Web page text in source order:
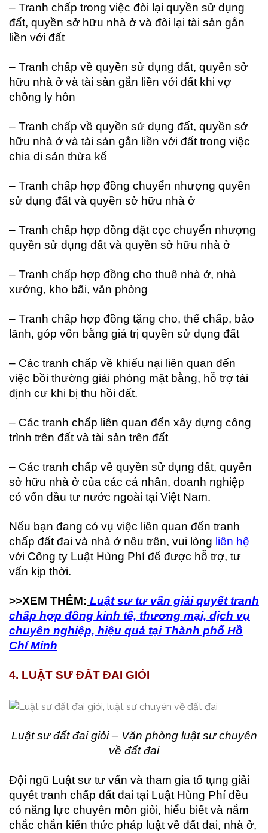
– Tranh chấp trong việc đòi lại quyền sử dụng
đất, quyền sở hữu nhà ở và đòi lại tài sản gắn
liền với đất
– Tranh chấp về quyền sử dụng đất, quyền sở
hữu nhà ở và tài sản gắn liền với đất khi vợ
chồng ly hôn
– Tranh chấp về quyền sử dụng đất, quyền sở
hữu nhà ở và tài sản gắn liền với đất trong việc
chia di sản thừa kế
– Tranh chấp hợp đồng chuyển nhượng quyền
sử dụng đất và quyền sở hữu nhà ở
– Tranh chấp hợp đồng đặt cọc chuyển nhượng
quyền sử dụng đất và quyền sở hữu nhà ở
– Tranh chấp hợp đồng cho thuê nhà ở, nhà
xưởng, kho bãi, văn phòng
– Tranh chấp hợp đồng tặng cho, thế chấp, bảo
lãnh, góp vốn bằng giá trị quyền sử dụng đất
– Các tranh chấp về khiếu nại liên quan đến
việc bồi thường giải phóng mặt bằng, hỗ trợ tái
định cư khi bị thu hồi đất.
– Các tranh chấp liên quan đến xây dựng công
trình trên đất và tài sản trên đất
– Các tranh chấp về quyền sử dụng đất, quyền
sở hữu nhà ở của các cá nhân, doanh nghiệp
có vốn đầu tư nước ngoài tại Việt Nam.
Nếu bạn đang có vụ việc liên quan đến tranh
chấp đất đai và nhà ở nêu trên, vui lòng liên hệ
với Công ty Luật Hùng Phí để được hỗ trợ, tư
vấn kịp thời.
>>XEM THÊM: Luật sư tư vấn giải quyết tranh
chấp hợp đồng kinh tế, thương mại, dịch vụ
chuyên nghiệp, hiệu quả tại Thành phố Hồ
Chí Minh
4. LUẬT SƯ ĐẤT ĐAI GIỎI
Luật sư đất đai giỏi – Văn phòng luật sư chuyên
về đất đai
Đội ngũ Luật sư tư vấn và tham gia tố tụng giải
quyết tranh chấp đất đai tại Luật Hùng Phí đều
có năng lực chuyên môn giỏi, hiểu biết và nắm
chắc chắn kiến thức pháp luật về đất đai, nhà ở,